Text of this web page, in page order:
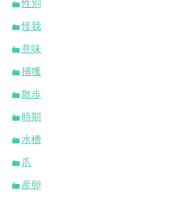
性別
怪我
意味
捕獲
散歩
時期
水槽
爪
産卵